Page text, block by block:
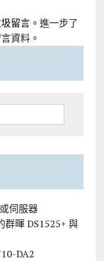
留言。 進一步了
資料。
伺服器
群暉 DS1525+ 與
DA2